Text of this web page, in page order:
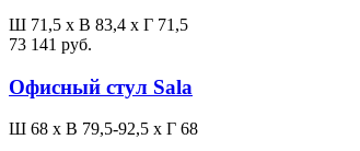
Ш 71,5 x В 83,4 x Г 71,5
73 141 руб.
Офисный стул Sala
Ш 68 x В 79,5-92,5 x Г 68